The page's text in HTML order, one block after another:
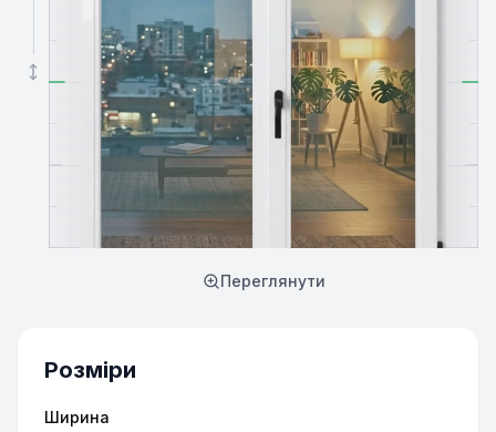
Переглянути
Розміри
Ширина